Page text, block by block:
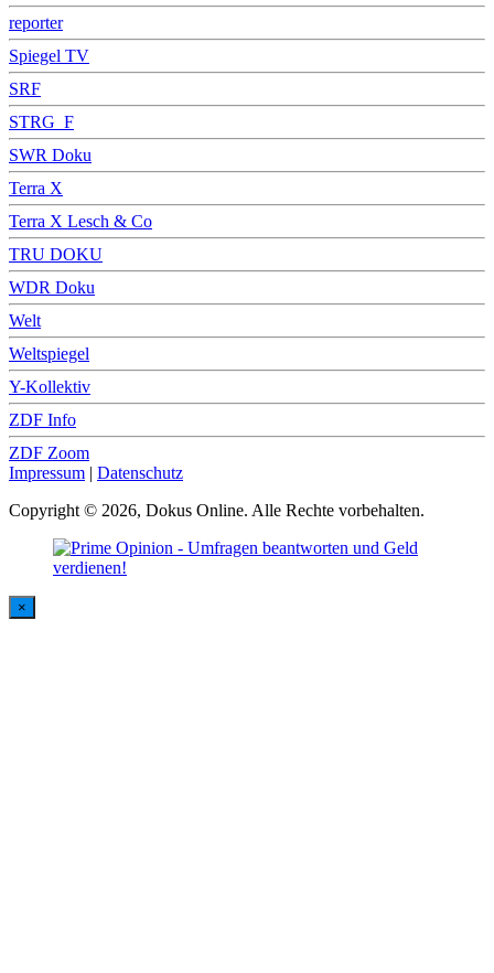
reporter
Spiegel TV
SRF
STRG_F
SWR Doku
Terra X
Terra X Lesch & Co
TRU DOKU
WDR Doku
Welt
Weltspiegel
Y-Kollektiv
ZDF Info
ZDF Zoom
Impressum | Datenschutz
Copyright © 2026, Dokus Online. Alle Rechte vorbehalten.
×